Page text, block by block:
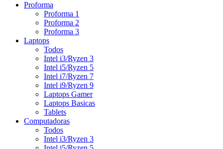
Proforma
Proforma 1
Proforma 2
Proforma 3
Laptops
Todos
Intel i3/Ryzen 3
Intel i5/Ryzen 5
Intel i7/Ryzen 7
Intel i9/Ryzen 9
Laptops Gamer
Laptops Basicas
Tablets
Computadoras
Todos
Intel i3/Ryzen 3